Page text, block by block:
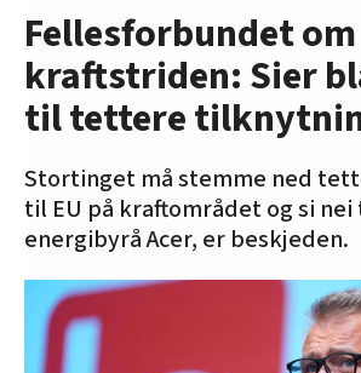
Fellesforbundet om
kraftstriden: Sier
til tettere
Stortinget må stemme ned
til EU på kraftområdet og si nei
energibyrå Acer, er beskjeden.